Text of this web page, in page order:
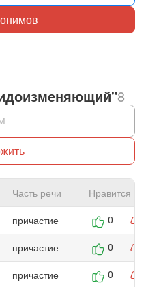
8
Часть речи Нравится
причастие 0
причастие 0
причастие 0